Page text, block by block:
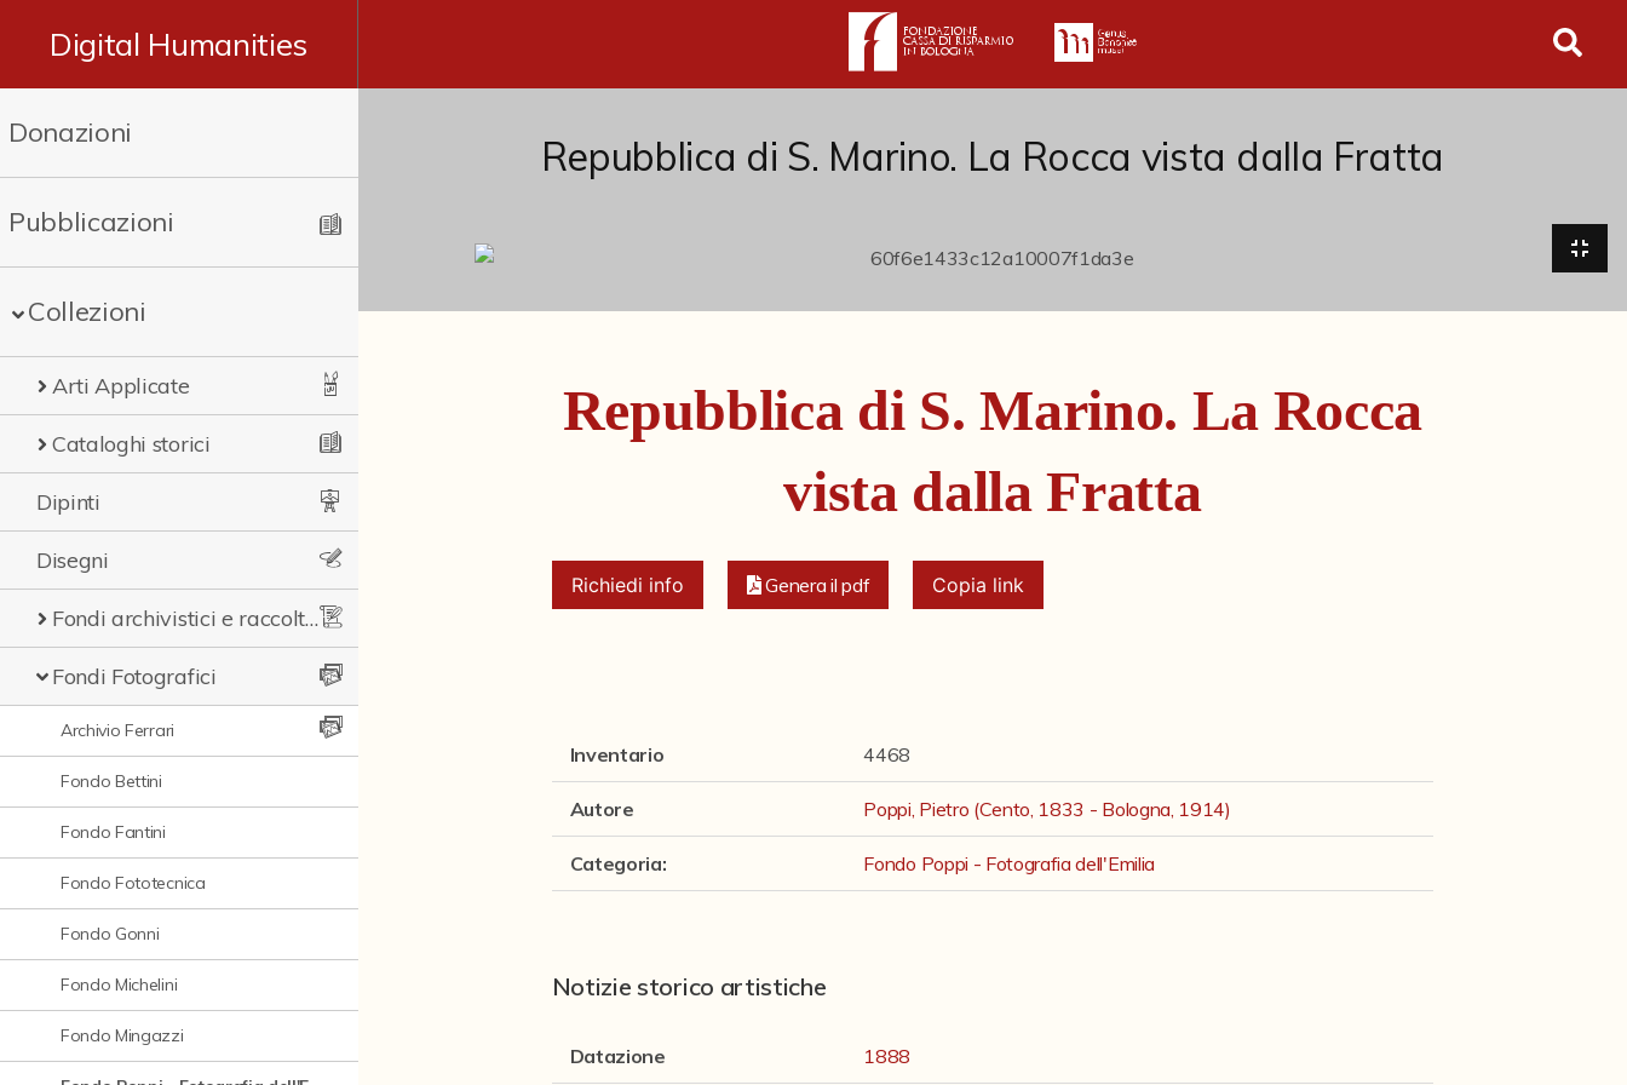
Digital Humanities
Donazioni
Pubblicazioni
Collezioni
Arti Applicate
Cataloghi storici
Dipinti
Disegni
Fondi archivistici e raccolte documentarie
Fondi Fotografici
Archivio Ferrari
Fondo Bettini
Fondo Fantini
Fondo Fototecnica
Fondo Gonni
Fondo Michelini
Fondo Mingazzi
Repubblica di S. Marino. La Rocca vista dalla Fratta
Repubblica di S. Marino. La Rocca
vista dalla Fratta
Richiedi info Genera il pdf Copia link
Inventario 4468
Autore Poppi, Pietro (Cento, 1833 - Bologna, 1914)
Categoria: Fondo Poppi - Fotografia dell'Emilia
Notizie storico artistiche
Datazione 1888